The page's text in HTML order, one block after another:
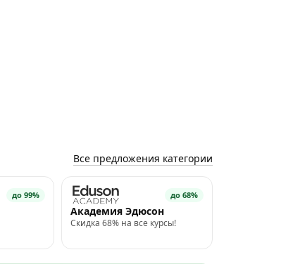
Все предложения категории
до 99% до 68%
Академия Эдюсон
Скидка 68% на все курсы!